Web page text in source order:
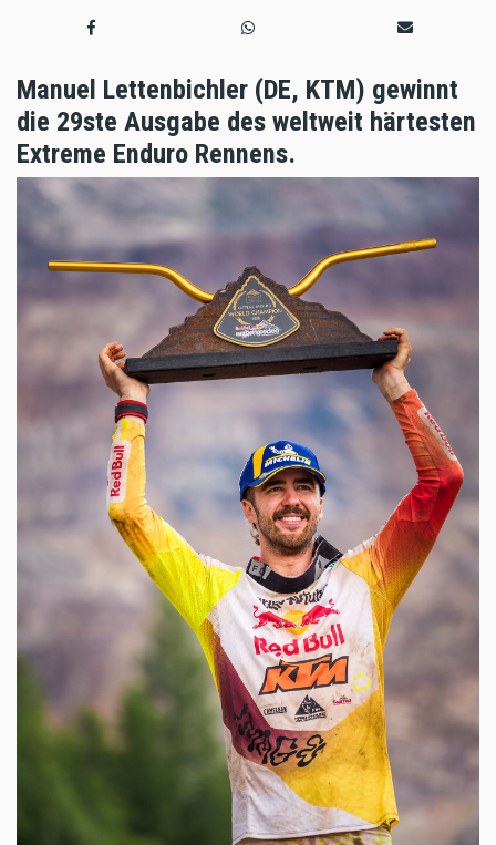
Manuel Lettenbichler (DE, KTM) gewinnt
die 29ste Ausgabe des weltweit härtesten
Extreme Enduro Rennens.